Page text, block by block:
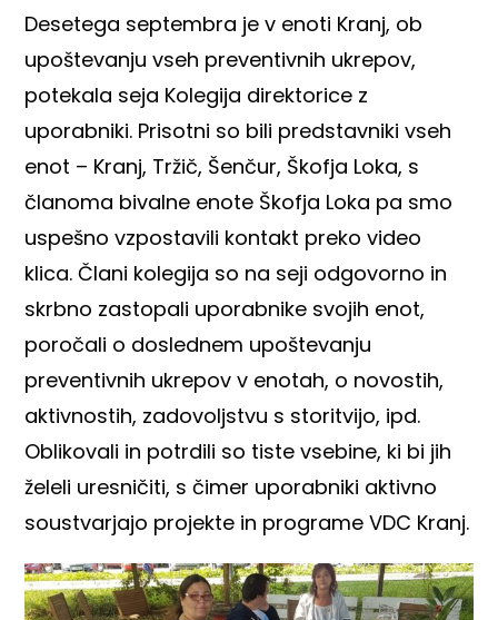
Desetega septembra je v enoti Kranj, ob
upoštevanju vseh preventivnih ukrepov,
potekala seja Kolegija direktorice z
uporabniki. Prisotni so bili predstavniki vseh
enot – Kranj, Tržič, Šenčur, Škofja Loka, s
članoma bivalne enote Škofja Loka pa smo
uspešno vzpostavili kontakt preko video
klica. Člani kolegija so na seji odgovorno in
skrbno zastopali uporabnike svojih enot,
poročali o doslednem upoštevanju
preventivnih ukrepov v enotah, o novostih,
aktivnostih, zadovoljstvu s storitvijo, ipd.
Oblikovali in potrdili so tiste vsebine, ki bi jih
želeli uresničiti, s čimer uporabniki aktivno
soustvarjajo projekte in programe VDC Kranj.